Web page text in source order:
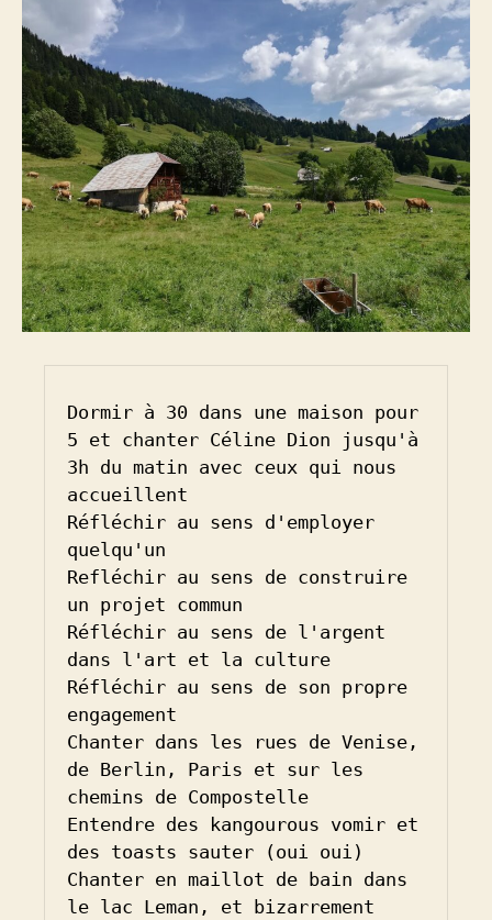
Dormir à 30 dans une maison pour
5 et chanter Céline Dion jusqu'à
3h du matin avec ceux qui nous
accueillent
Réfléchir au sens d'employer
quelqu'un
Refléchir au sens de construire
un projet commun
Réfléchir au sens de l'argent
dans l'art et la culture
Réfléchir au sens de son propre
engagement
Chanter dans les rues de Venise,
de Berlin, Paris et sur les
chemins de Compostelle
Entendre des kangourous vomir et
des toasts sauter (oui oui)
Chanter en maillot de bain dans
le lac Leman, et bizarrement